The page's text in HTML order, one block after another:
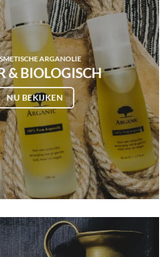
ARGANOLIE
& BIOLOGISCH
NU BEKIJKEN